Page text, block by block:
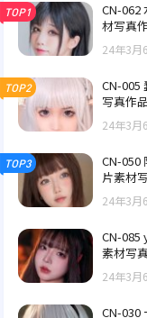
TOP1
CN-062
材写真
24年3月
TOP2
CN-005
写真作
24年3月
TOP3
CN-050
片素材
24年3月
CN-085
素材写
24年3月
CN-030